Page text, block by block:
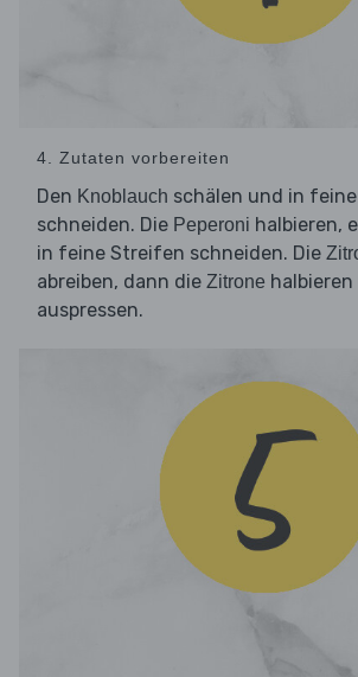
4. Zutaten vorbereiten
Den Knoblauch schälen und in
schneiden. Die Peperoni halbieren,
in feine Streifen schneiden. Die
abreiben, dann die Zitrone halbieren
auspressen.